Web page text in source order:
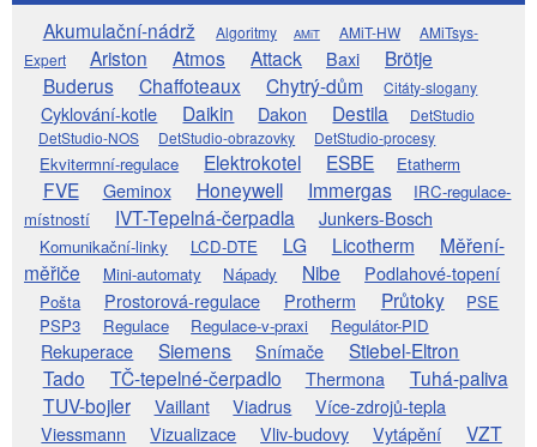
Akumulační-nádrž Algoritmy AMiT AMiT-HW
AMiTsys-
Expert
Ariston Atmos Attack Baxi
Brötje
Buderus
Chaffoteaux Chytrý-dům Citáty-slogany
Cyklování-kotle Daikin Dakon Destila
DetStudio
DetStudio-NOS
DetStudio-obrazovky DetStudio-procesy
Ekvitermní-regulace Elektrokotel ESBE Etatherm
FVE Geminox Honeywell Immergas
IRC-regulace-
místností
IVT-Tepelná-čerpadla Junkers-Bosch
Komunikační-linky LCD-DTE LG Licotherm
Měření-
měřiče
Mini-automaty Nápady Nibe Podlahové-topení
Pošta Prostorová-regulace Protherm Průtoky
PSE
PSP3
Regulace Regulace-v-praxi Regulátor-PID
Rekuperace Siemens Snímače
Stiebel-Eltron
Tado
TČ-tepelné-čerpadlo Thermona
Tuhá-paliva
TUV-bojler
Vaillant Viadrus
Více-zdrojů-tepla
Viessmann
Vizualizace Vliv-budovy Vytápění VZT